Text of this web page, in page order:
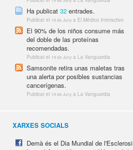
Ha publicat 32 entrades.
Publicat el 19 de Juny a El Médico Interactivo
El 90% de los niños consume más
del doble de las proteínas
recomendadas.
Publicat el 19 de Juny a La Vanguardia
Samsonite retira unas maletas tras
una alerta por posibles sustancias
cancerígenas.
Publicat el 19 de Juny a La Vanguardia
XARXES SOCIALS
Demà és el Dia Mundial de l'Esclerosi